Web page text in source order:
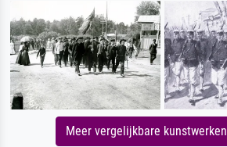
Meer vergelijkbare